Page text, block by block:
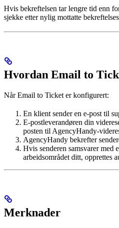
Hvis bekreftelsen tar lengre tid enn
sjekke etter nylig mottatte
Hvordan Email to
Når Email to Ticket er konfigurert:
En klient sender en e-post til
E-postleverandøren din
posten til AgencyHandy-
AgencyHandy bekrefter
Hvis senderen samsvarer med
arbeidsområdet ditt, opprettes
Merknader